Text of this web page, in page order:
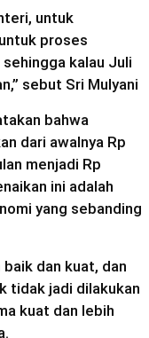
untuk
proses
kalau Juli
sebut Sri Mulyani
bahwa
dari awalnya Rp
menjadi Rp
ini adalah
yang sebanding
dan kuat, dan
tidak jadi dilakukan
kuat dan lebih